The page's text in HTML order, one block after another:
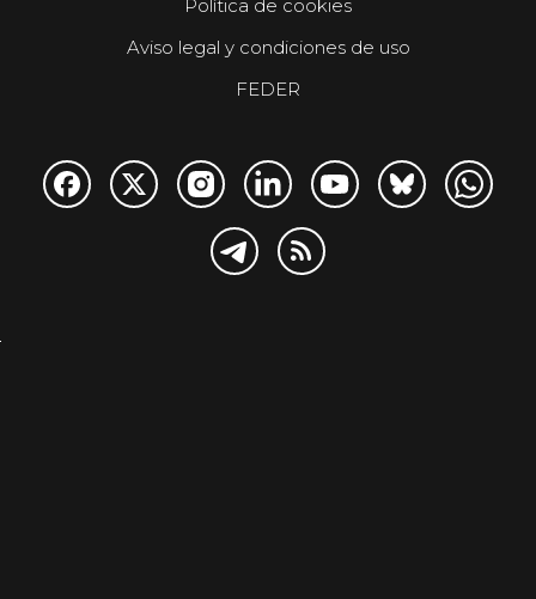
Política de cookies
Aviso legal y condiciones de uso
FEDER